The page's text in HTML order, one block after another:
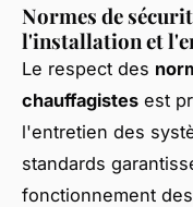
Normes de
l'installation et
Le respect des
chauffagistes est
l'entretien des
standards
fonctionnement